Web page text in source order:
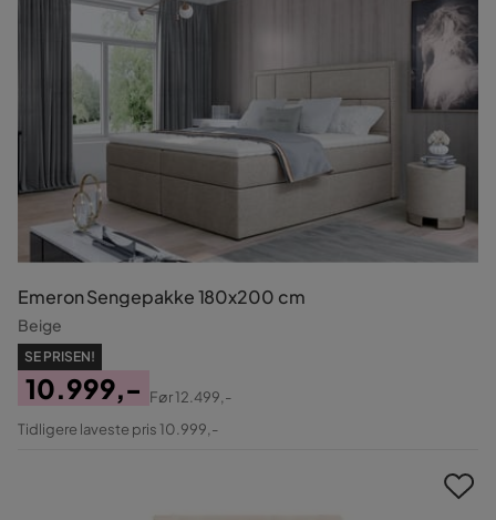
Emeron Sengepakke 180x200 cm
Beige
SE PRISEN!
Pris
10.999,-
Original
Før12.499,-
Tidligere laveste pris 10.999,-